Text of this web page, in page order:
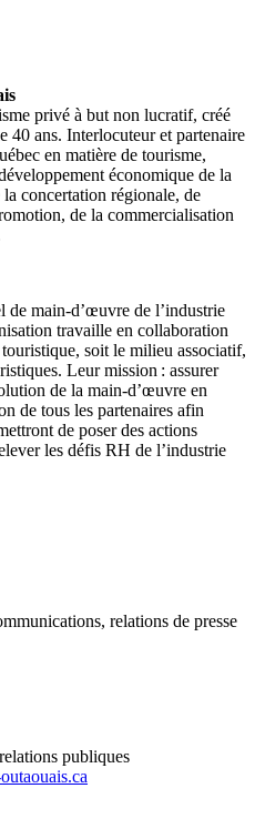
privé à but non lucratif, créé
40 ans. Interlocuteur et partenaire
en matière de tourisme,
économique de la
concertation régionale, de
de la commercialisation
main-d’œuvre de l’industrie
travaille en collaboration
soit le milieu associatif,
Leur mission : assurer
de la main-d’œuvre en
de tous les partenaires afin
de poser des actions
les défis RH de l’industrie
relations de presse
publiques